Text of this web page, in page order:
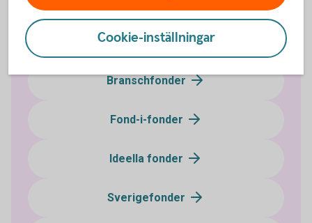
Hedgefonder
Branschfonder
Fond-i-fonder
Ideella fonder
Sverigefonder
Cookie-inställningar